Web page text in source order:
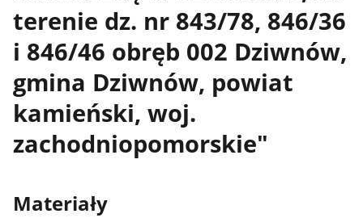
terenie dz. nr 843/78, 846/36
i 846/46 obręb 002 Dziwnów,
gmina Dziwnów, powiat
kamieński, woj.
zachodniopomorskie"
Materiały